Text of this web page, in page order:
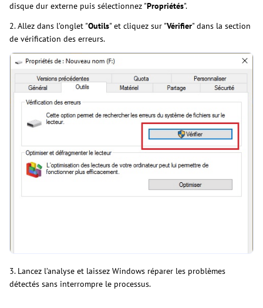
disque dur externe puis sélectionnez "Propriétés".
2. Allez dans l’onglet "Outils" et cliquez sur "Vérifier" dans la section
de vérification des erreurs.
3. Lancez l’analyse et laissez Windows réparer les problèmes
détectés sans interrompre le processus.